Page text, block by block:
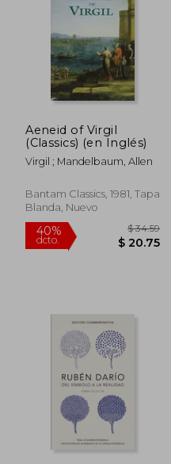
45%
dcto. $ 17.43
Aeneid of Virgil
(Classics) (en Inglés)
Virgil ; Mandelbaum, Allen
Bantam Classics, 1981, Tapa
Blanda, Nuevo